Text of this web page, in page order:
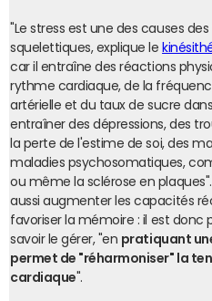
"Le stress est une des causes
squelettiques, explique le
car il entraîne des réactions
rythme cardiaque, de la
artérielle et du taux de sucre
entraîner des dépressions, des
la perte de l'estime de soi, des
maladies psychosomatiques,
ou même la sclérose en
aussi augmenter les capacités
favoriser la mémoire : il est donc
savoir le gérer, "en pratiquant
permet de "réharmoniser" la
cardiaque".